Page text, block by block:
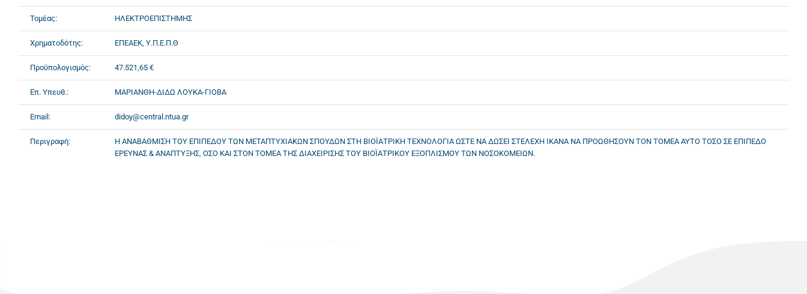
Τομέας: ΗΛΕΚΤΡΟΕΠΙΣΤΗΜΗΣ
Χρηματοδότης: ΕΠΕΑΕΚ, Υ.Π.Ε.Π.Θ
Προϋπολογισμός: 47.521,65 €
Επ. Υπευθ.: ΜΑΡΙΑΝΘΗ-ΔΙΔΩ ΛΟΥΚΑ-ΓΙΟΒΑ
Email: didoy@central.ntua.gr
Περιγραφή:
Η ΑΝΑΒΑΘΜΙΣΗ ΤΟΥ ΕΠΙΠΕΔΟΥ ΤΩΝ ΜΕΤΑΠΤΥΧΙΑΚΩΝ ΣΠΟΥΔΩΝ ΣΤΗ ΒΙΟΪΑΤΡΙΚΗ ΤΕΧΝΟΛΟΓΙΑ ΩΣΤΕ ΝΑ ΔΩΣΕΙ ΣΤΕΛΕΧΗ ΙΚΑΝΑ ΝΑ ΠΡΟΩΘΗΣΟΥΝ ΤΟΝ ΤΟΜΕΑ ΑΥΤΟ ΤΟΣΟ ΣΕ ΕΠΙΠΕΔΟ
ΕΡΕΥΝΑΣ & ΑΝΑΠΤΥΞΗΣ, ΟΣΟ ΚΑΙ ΣΤΟΝ ΤΟΜΕΑ ΤΗΣ ΔΙΑΧΕΙΡΙΣΗΣ ΤΟΥ ΒΙΟΪΑΤΡΙΚΟΥ ΕΞΟΠΛΙΣΜΟΥ ΤΩΝ ΝΟΣΟΚΟΜΕΙΩΝ.